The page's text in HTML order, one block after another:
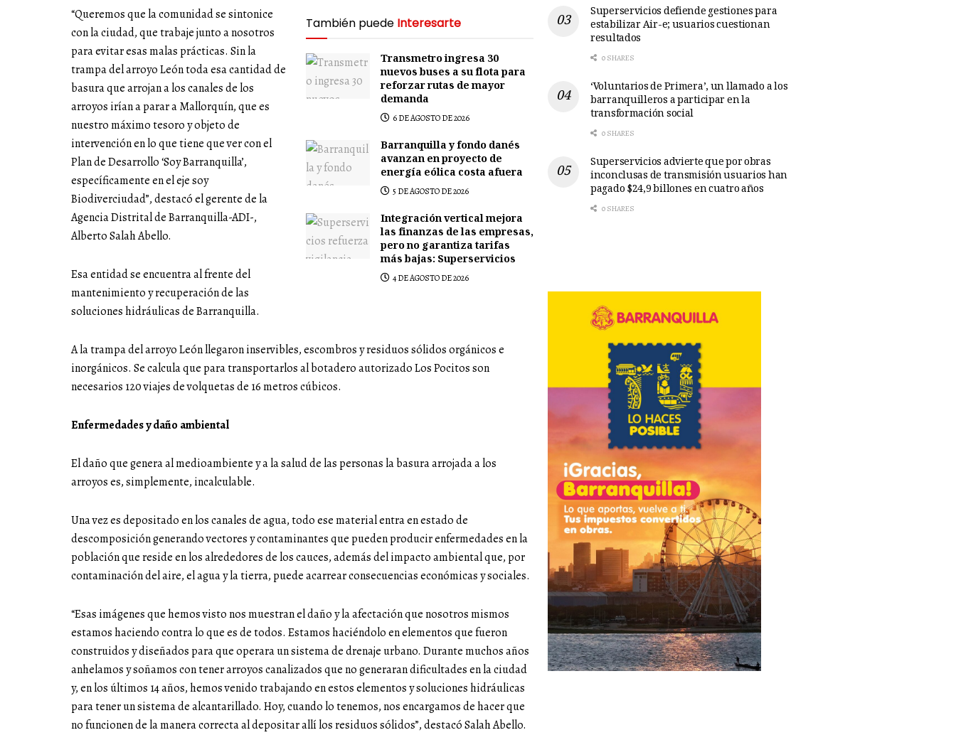
También puede Interesarte
Transmetro ingresa 30
nuevos buses a su flota para
reforzar rutas de mayor
demanda
6 DE AGOSTO DE 2026
Barranquilla y fondo danés
avanzan en proyecto de
energía eólica costa afuera
5 DE AGOSTO DE 2026
Integración vertical mejora
las finanzas de las empresas,
pero no garantiza tarifas
más bajas: Superservicios
4 DE AGOSTO DE 2026
“Queremos que la comunidad se sintonice
con la ciudad, que trabaje junto a nosotros
para evitar esas malas prácticas. Sin la
trampa del arroyo León toda esa cantidad de
basura que arrojan a los canales de los
arroyos irían a parar a Mallorquín, que es
nuestro máximo tesoro y objeto de
intervención en lo que tiene que ver con el
Plan de Desarrollo ‘Soy Barranquilla’,
específicamente en el eje soy
Biodiverciudad”, destacó el gerente de la
Agencia Distrital de Barranquilla-ADI-,
Alberto Salah Abello.
Esa entidad se encuentra al frente del
mantenimiento y recuperación de las
soluciones hidráulicas de Barranquilla.
A la trampa del arroyo León llegaron inservibles, escombros y residuos sólidos orgánicos e
inorgánicos. Se calcula que para transportarlos al botadero autorizado Los Pocitos son
necesarios 120 viajes de volquetas de 16 metros cúbicos.
Enfermedades y daño ambiental
El daño que genera al medioambiente y a la salud de las personas la basura arrojada a los
arroyos es, simplemente, incalculable.
Una vez es depositado en los canales de agua, todo ese material entra en estado de
descomposición generando vectores y contaminantes que pueden producir enfermedades en la
población que reside en los alrededores de los cauces, además del impacto ambiental que, por
contaminación del aire, el agua y la tierra, puede acarrear consecuencias económicas y sociales.
“Esas imágenes que hemos visto nos muestran el daño y la afectación que nosotros mismos
estamos haciendo contra lo que es de todos. Estamos haciéndolo en elementos que fueron
construidos y diseñados para que operara un sistema de drenaje urbano. Durante muchos años
anhelamos y soñamos con tener arroyos canalizados que no generaran dificultades en la ciudad
y, en los últimos 14 años, hemos venido trabajando en estos elementos y soluciones hidráulicas
para tener un sistema de alcantarillado. Hoy, cuando lo tenemos, nos encargamos de hacer que
no funcionen de la manera correcta al depositar allí los residuos sólidos”, destacó Salah Abello.
Superservicios defiende gestiones para
estabilizar Air-e; usuarios cuestionan
resultados
0 SHARES
‘Voluntarios de Primera’, un llamado a los
barranquilleros a participar en la
transformación social
0 SHARES
Superservicios advierte que por obras
inconclusas de transmisión usuarios han
pagado $24,9 billones en cuatro años
0 SHARES